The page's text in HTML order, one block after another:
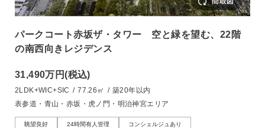
パークコート赤坂ザ・タワー 空と緑を望む、22階
の南西向きレジデンス
31,490万円(税込)
2LDK+WIC+SIC / 77.26㎡ / 築20年以内
表参道・青山・赤坂・虎ノ門・明治神宮エリア
眺望良好 24時間有人管理 コンシェルジュあり